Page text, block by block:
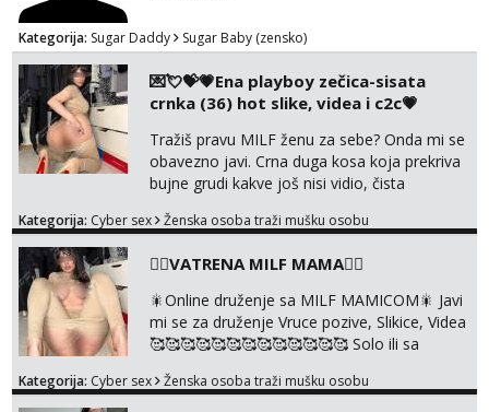
Kategorija: Sugar Daddy Sugar Baby (zensko)
💌💘💝💗Ena playboy zečica-sisata
crnka (36) hot slike, videa i c2c💗
Tražiš pravu MILF ženu za sebe? Onda mi se
obavezno javi. Crna duga kosa koja prekriva
bujne grudi kakve još nisi vidio, čista
pričam. Prave pune usne koje će ti se urezati
Uvijek sam spremna za ONLOINE zabavu.
Volim vruće u porukama uz pokoju fotku.
Radim slikice i videa po tvojoj želji te imam
raznih mater...
Kategorija: Cyber sex Ženska osoba traži mušku osobu
❤️‍🔥VATRENA MILF MAMA❤️‍🔥
🎇Online druženje sa MILF MAMICOM🎇 Javi
mi se za druženje Vruce pozive, Slikice, Videa
🥰🥰🥰🥰🥰🥰🥰🥰🥰🥰🥰🥰🥰 Solo ili sa
WhatsApp ili Telegram WhatsApp 👉
Kategorija: Cyber sex Ženska osoba traži mušku osobu